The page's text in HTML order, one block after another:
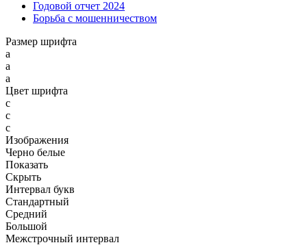
Годовой отчет 2024
Борьба с мошенничеством
Размер шрифта
a
a
a
Цвет шрифта
c
c
c
Изображения
Черно белые
Показать
Скрыть
Интервал букв
Стандартный
Средний
Большой
Межстрочный интервал